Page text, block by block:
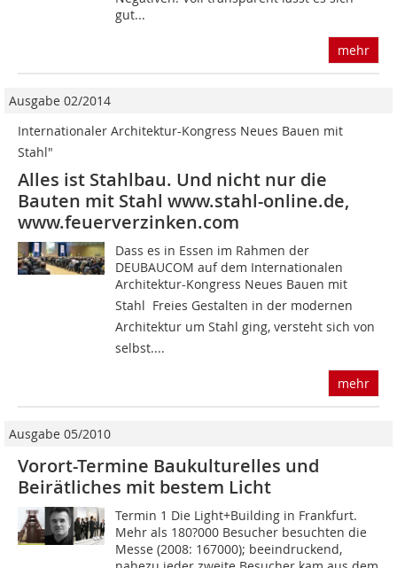
gut...
mehr
Ausgabe 02/2014
Internationaler Architektur-Kongress Neues Bauen mit
Stahl"
Alles ist Stahlbau. Und nicht nur die
Bauten mit Stahl www.stahl-online.de,
www.feuerverzinken.com
Dass es in Essen im Rahmen der
DEUBAUCOM auf dem Internationalen
Architektur-Kongress Neues Bauen mit
Stahl  Freies Gestalten in der modernen
Architektur um Stahl ging, versteht sich von
selbst....
mehr
Ausgabe 05/2010
Vorort-Termine Baukulturelles und
Beirätliches mit bestem Licht
Termin 1 Die Light+Building in Frankfurt.
Mehr als 180?000 Besucher besuchten die
Messe (2008: 167000); beeindruckend,